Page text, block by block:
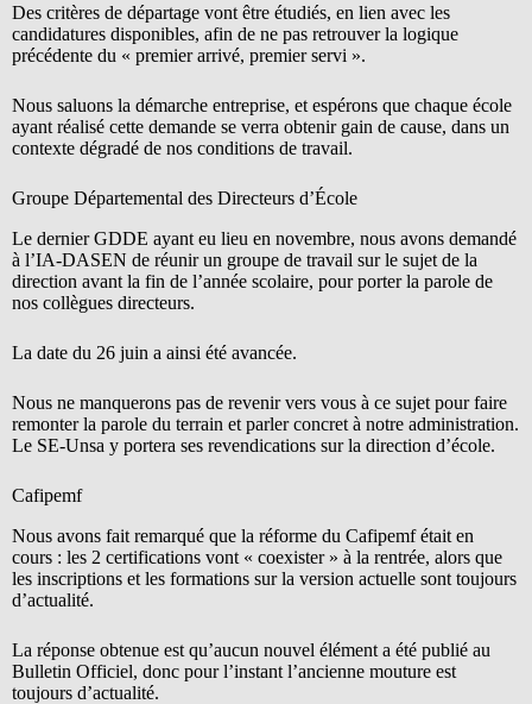
Des critères de départage vont être étudiés, en lien avec les
candidatures disponibles, afin de ne pas retrouver la logique
précédente du « premier arrivé, premier servi ».
Nous saluons la démarche entreprise, et espérons que chaque école
ayant réalisé cette demande se verra obtenir gain de cause, dans un
contexte dégradé de nos conditions de travail.
Groupe Départemental des Directeurs d’École
Le dernier GDDE ayant eu lieu en novembre, nous avons demandé
à l’IA-DASEN de réunir un groupe de travail sur le sujet de la
direction avant la fin de l’année scolaire, pour porter la parole de
nos collègues directeurs.
La date du 26 juin a ainsi été avancée.
Nous ne manquerons pas de revenir vers vous à ce sujet pour faire
remonter la parole du terrain et parler concret à notre administration.
Le SE-Unsa y portera ses revendications sur la direction d’école.
Cafipemf
Nous avons fait remarqué que la réforme du Cafipemf était en
cours : les 2 certifications vont « coexister » à la rentrée, alors que
les inscriptions et les formations sur la version actuelle sont toujours
d’actualité.
La réponse obtenue est qu’aucun nouvel élément a été publié au
Bulletin Officiel, donc pour l’instant l’ancienne mouture est
toujours d’actualité.